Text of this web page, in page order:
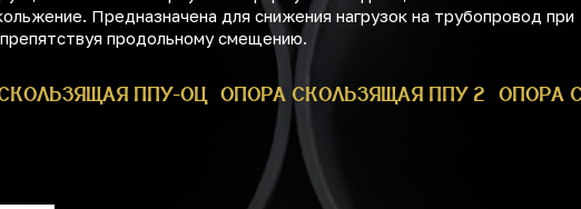
Предназначена для снижения нагрузок на трубопровод при
продольному смещению.
ППУ-ОЦ ОПОРА СКОЛЬЗЯЩАЯ ППУ 2 ОПОРА